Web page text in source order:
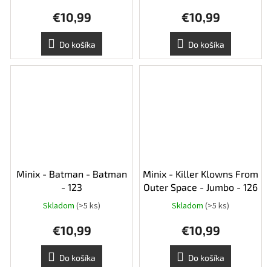
€10,99
Do košíka
€10,99
Do košíka
Minix - Batman - Batman
- 123
Skladom (>5 ks)
€10,99
Do košíka
Minix - Killer Klowns From
Outer Space - Jumbo - 126
Skladom (>5 ks)
€10,99
Do košíka